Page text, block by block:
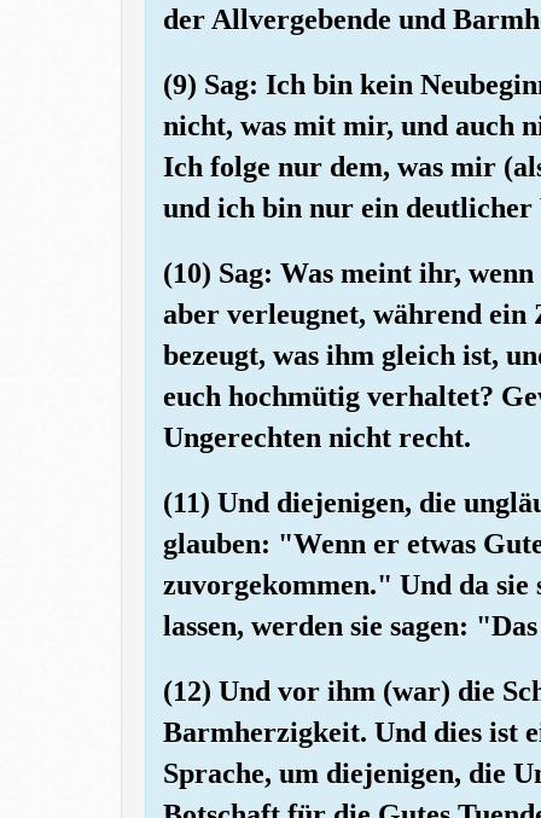
der Allvergebende und
(9) Sag: Ich bin kein
nicht, was mit mir, und auch
Ich folge nur dem, was mir
und ich bin nur ein deutlicher
(10) Sag: Was meint ihr,
aber verleugnet, während
bezeugt, was ihm gleich ist,
euch hochmütig verhaltet?
Ungerechten nicht recht.
(11) Und diejenigen, die
glauben: "Wenn er etwas
zuvorgekommen." Und da
lassen, werden sie sagen:
(12) Und vor ihm (war) die
Barmherzigkeit. Und dies ist
Sprache, um diejenigen, die